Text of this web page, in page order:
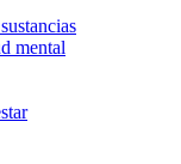
mental